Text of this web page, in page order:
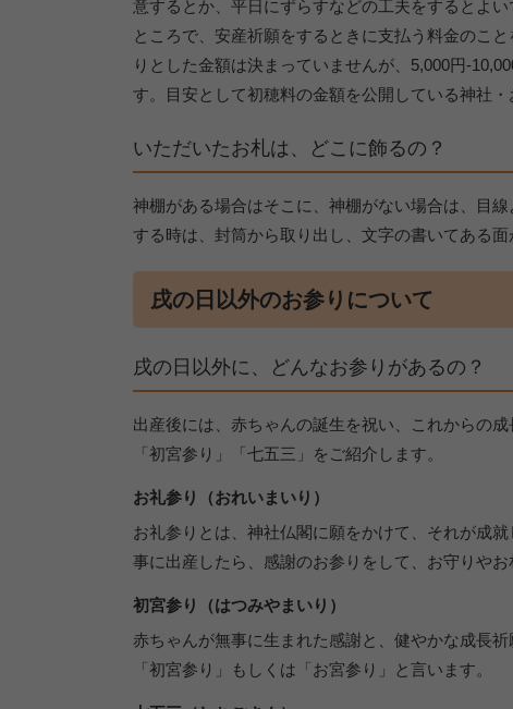
意するとか、平日にずらすなどの工夫をするとよい
ところで、安産祈願をするときに支払う料金のこ
りとした金額は決まっていませんが、5,000円-
す。目安として初穂料の金額を公開している神社
いただいたお札は、どこに飾るの？
神棚がある場合はそこに、神棚がない場合は、目
する時は、封筒から取り出し、文字の書いてある面
戌の日以外のお参りについて
戌の日以外に、どんなお参りがあるの？
出産後には、赤ちゃんの誕生を祝い、これからの
「初宮参り」「七五三」をご紹介します。
お礼参り（おれいまいり）
お礼参りとは、神社仏閣に願をかけて、それが成
事に出産したら、感謝のお参りをして、お守りやお
初宮参り（はつみやまいり）
赤ちゃんが無事に生まれた感謝と、健やかな成長
「初宮参り」もしくは「お宮参り」と言います。